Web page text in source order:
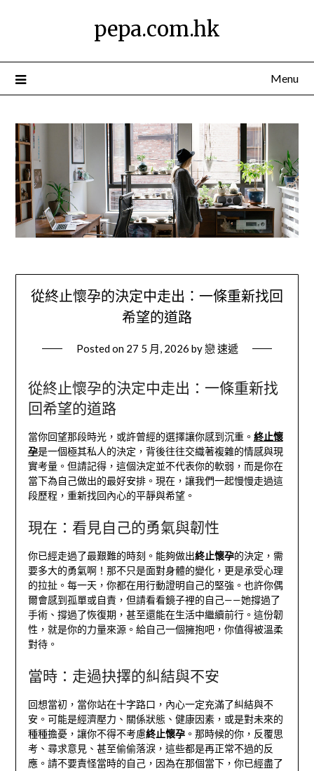
pepa.com.hk
Menu
從終止懷孕的決定中走出：一條重新找回
希望的道路
Posted on 27 5 月, 2026 by戀 速遞
從終止懷孕的決定中走出：一條重新找
回希望的道路
當你回望那段時光，或許曾經的選擇讓你感到沉重。 終止懷
孕是一個極其私人的決定，背後往往交織著複雜的情感與現
實考量。但請記得，這個決定並不代表你的軟弱，而是你在
當下為自己做出的最好安排。現在，讓我們一起慢慢走過這
段歷程，重新找回內心的平靜與希望。
現在：看見自己的勇氣與韌性
你已經走過了最艱難的時刻。能夠做出終止懷孕的決定，需
要多大的勇氣啊！那不只是面對身體的變化，更是承受心理
的拉扯。每一天，你都在用行動證明自己的堅強。也許你偶
爾會感到孤單或自責，但請看看鏡子裡的自己——她撐過了
手術、撐過了恢復期，甚至還能在生活中繼續前行。這份韌
性，就是你的力量來源。給自己一個擁抱吧，你值得被溫柔
對待。
當時：走過抉擇的糾結與不安
回想當初，當你站在十字路口，內心一定充滿了糾結與不
安。可能是經濟壓力、關係狀態、健康因素，或是對未來的
種種擔憂，讓你不得不考慮終止懷孕。那時候的你，反覆思
考、尋求意見、甚至偷偷落淚，這些都是再正常不過的反
應。請不要責怪當時的自己，因為在那個當下，你已經盡了